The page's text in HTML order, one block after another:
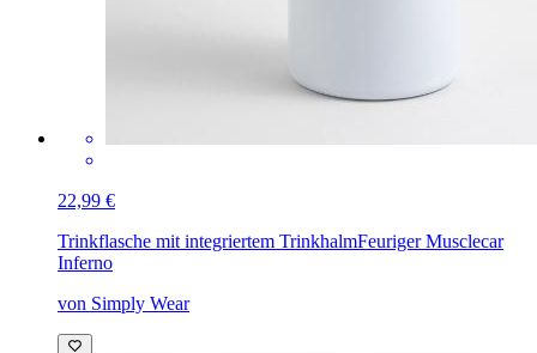
22,99 €
Trinkflasche mit integriertem TrinkhalmFeuriger Musclecar
Inferno
von Simply Wear